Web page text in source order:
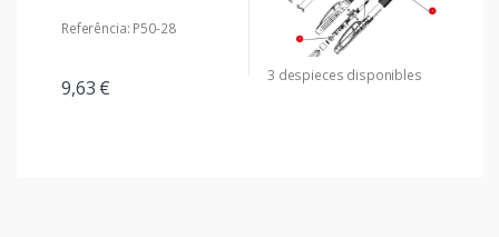
Referência: P50-28
9,63 €
3 despieces disponibles